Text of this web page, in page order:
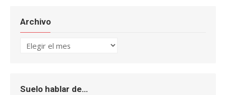
Archivo
Archivo
Suelo hablar de…